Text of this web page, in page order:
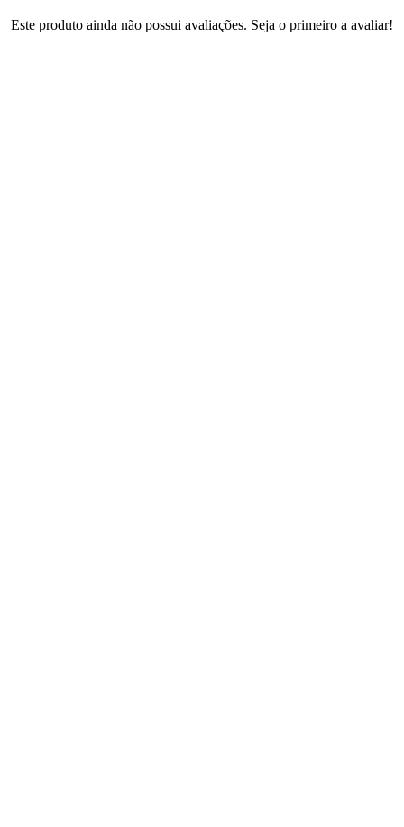
Este produto ainda não possui avaliações. Seja o primeiro a avaliar!